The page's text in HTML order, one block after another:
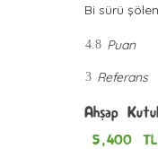
Bi sürü
4.8 Puan
3 Referans
Ahşap
5,400 TL